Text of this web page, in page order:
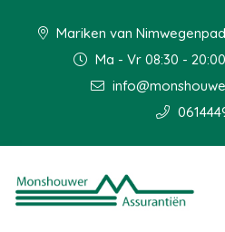
Mariken van
Ma - Vr 08:30 -